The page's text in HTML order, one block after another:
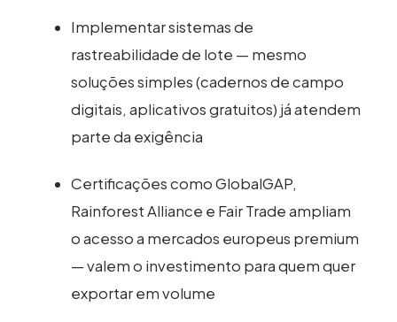
Implementar sistemas de
rastreabilidade de lote — mesmo
soluções simples (cadernos de campo
digitais, aplicativos gratuitos) já atendem
parte da exigência
Certificações como GlobalGAP,
Rainforest Alliance e Fair Trade ampliam
o acesso a mercados europeus premium
— valem o investimento para quem quer
exportar em volume